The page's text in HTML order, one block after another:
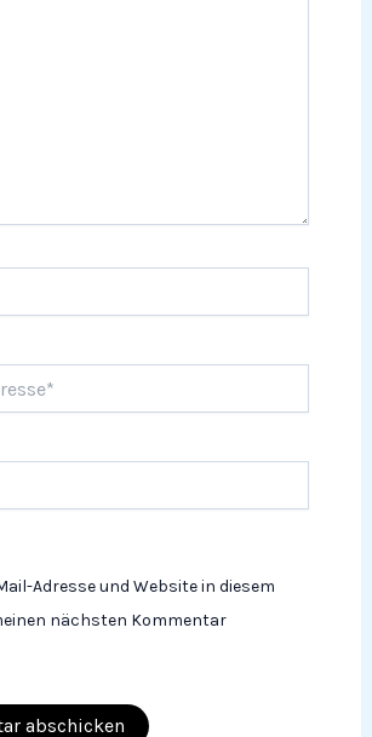
Adresse und Website in diesem
nächsten Kommentar